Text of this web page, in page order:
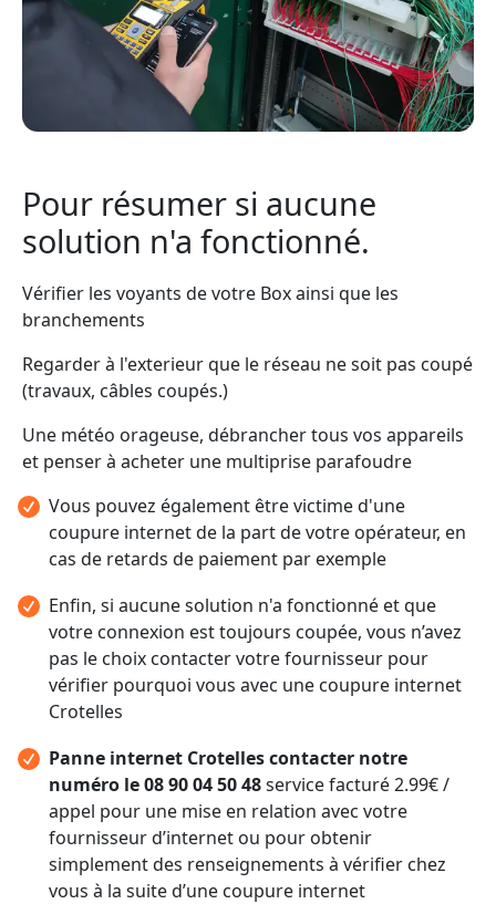
Pour résumer si aucune
solution n'a fonctionné.
Vérifier les voyants de votre Box ainsi que les
branchements
Regarder à l'exterieur que le réseau ne soit pas coupé
(travaux, câbles coupés.)
Une météo orageuse, débrancher tous vos appareils
et penser à acheter une multiprise parafoudre
Vous pouvez également être victime d'une
coupure internet de la part de votre opérateur, en
cas de retards de paiement par exemple
Enfin, si aucune solution n'a fonctionné et que
votre connexion est toujours coupée, vous n’avez
pas le choix contacter votre fournisseur pour
vérifier pourquoi vous avec une coupure internet
Crotelles
Panne internet Crotelles contacter notre
numéro le 08 90 04 50 48service facturé 2.99€ /
appel pour une mise en relation avec votre
fournisseur d’internet ou pour obtenir
simplement des renseignements à vérifier chez
vous à la suite d’une coupure internet